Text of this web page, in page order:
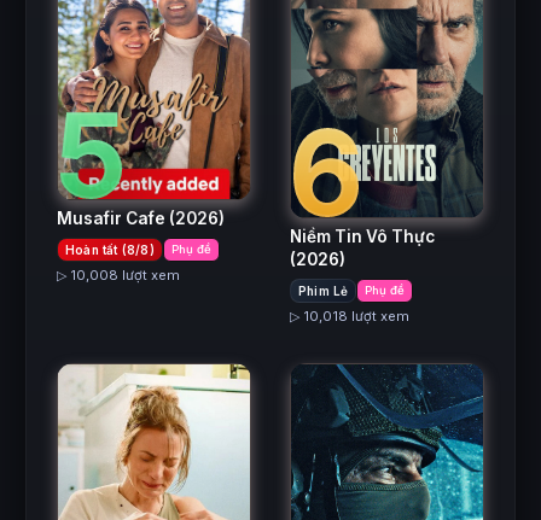
5
Musafir Cafe (2026)
Hoàn tất (8/8) Phụ đề
▷ 10,008 lượt xem
6
Niềm Tin Vô Thực
(2026)
Phim Lẻ Phụ đề
▷ 10,018 lượt xem